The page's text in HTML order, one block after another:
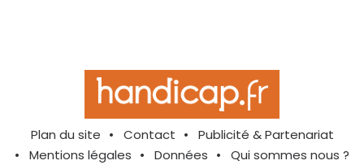
Plan du site Contact
Publicité & Partenariat
Mentions légales
Données Qui sommes nous ?